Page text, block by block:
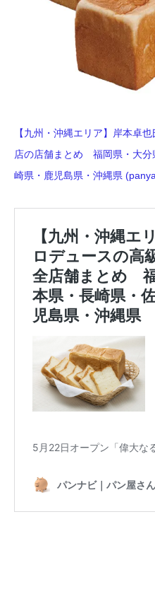
【九州・沖縄エリア】岸本卓
店の店舗まとめ 福岡県・大分
崎県・鹿児島県・沖縄県